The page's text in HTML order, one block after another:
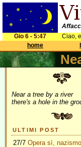
Gio 6 - 5:47
Ciao,
home
Near a tree by a river
there's a hole in the
ULTIMI POST
27/7 Opera sì,